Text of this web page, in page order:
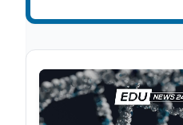
Lavoro7 ago
Chiusura
cassa e